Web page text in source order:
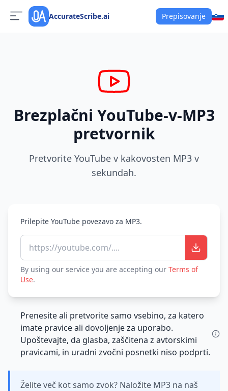
AccurateScribe.ai Prepisovanje
Brezplačni YouTube-v-MP3
pretvornik
Pretvorite YouTube v kakovosten MP3 v
sekundah.
Prilepite YouTube povezavo za MP3.
https://youtube.com/....
By using our service you are accepting our Terms of
Use.
Prenesite ali pretvorite samo vsebino, za katero
imate pravice ali dovoljenje za uporabo.
Upoštevajte, da glasba, zaščitena z avtorskimi
pravicami, in uradni zvočni posnetki niso podprti.
Želite več kot samo zvok? Naložite MP3 na naš